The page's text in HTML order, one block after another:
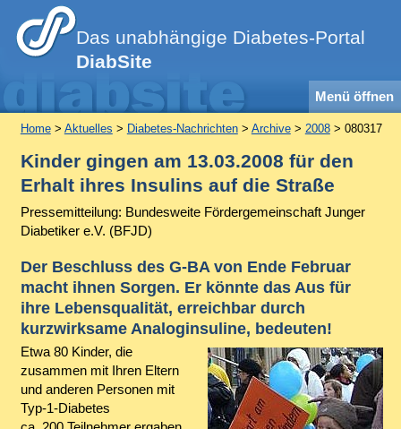
Das unabhängige Diabetes-Portal
DiabSite
Menü öffnen
Home> Aktuelles > Diabetes-Nachrichten> Archive> 2008> 080317
Kinder gingen am 13.03.2008 für den
Erhalt ihres Insulins auf die Straße
Pressemitteilung: Bundesweite Fördergemeinschaft Junger
Diabetiker e.V. (BFJD)
Der Beschluss des G-BA von Ende Februar
macht ihnen Sorgen. Er könnte das Aus für
ihre Lebensqualität, erreichbar durch
kurzwirksame Analoginsuline, bedeuten!
Etwa 80 Kinder, die
zusammen mit Ihren Eltern
und anderen Personen mit
Typ-1-Diabetes